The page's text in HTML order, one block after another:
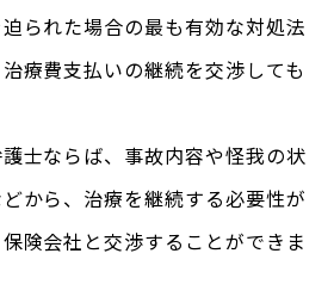
られた場合の最も有効な対処法
療費支払いの継続を交渉しても
士ならば、事故内容や怪我の状
から、治療を継続する必要性が
険会社と交渉することができま